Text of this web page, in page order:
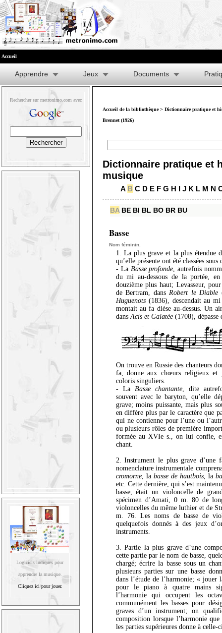
Accueil
Apprendre Jeux Documents
Rechercher sur metronimo.com avec
Logiciels ludiques pour
apprendre la musique.
Cliquez ici pour jouer.
Accueil de la bibliothèque> Dictionnaire pratique et
Brennet (1926)
Dictionnaire pratique et
musique
A B C D E F G H I J K L M N
BA BE BI BL BO BR BU
Basse
Nom féminin.
1. La plus grave et la plus étendue
qu’elle présente ont été classées
- La Basse profonde, autrefois
du mi au-dessous de la portée,
douzième plus haut; Levasseur,
de Bertram, dansRobert le Diable
Huguenots(1836), descendait au mi
montait au fa dièse au-dessus. Un
dansAcis et Galatée(1708), dépasse
On trouve en Russie des chanteurs
fa, donne aux chœurs religieux et
coloris singuliers.
- La Basse chantante, dite
souvent avec le baryton, qu’elle
grave; moins puissante, mais plus
en diffère plus par le caractère que
qui ne contienne pour l’une ou
ou plusieurs rôles de première
formée au XVIe s., on lui confie,
chant.
2. Instrument le plus grave d’une
nomenclature instrumentale
cromorne, la basse de hautbois, la
etc. Cette dernière, qui s’est
basse, était un violoncelle de
spécimen d’Amati, 0 m. 80 de
violoncelles du même luthier et de
m. 76. Les noms de basse de
quelquefois donnés à des jeux
instruments.
3. Partie la plus grave d’une
cette partie par le nom de basse,
chargé; écrire la basse sous un
plusieurs parties sur une basse
dans l’étude de l’harmonie; « jouer
pour le piano à quatre mains
l’harmonie qui occupent les
communément les basses pour
graves d’un instrument; on
composition lorsque l’harmonie
les parties supérieures donne à